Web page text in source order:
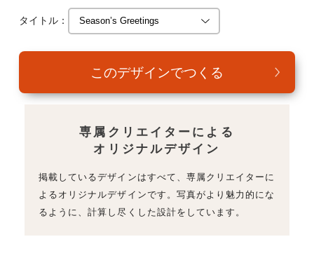
タイトル：
専属クリエイターによる
オリジナルデザイン
掲載しているデザインはすべて、専属クリエイターに
よるオリジナルデザインです。写真がより魅力的にな
るように、計算し尽くした設計をしています。